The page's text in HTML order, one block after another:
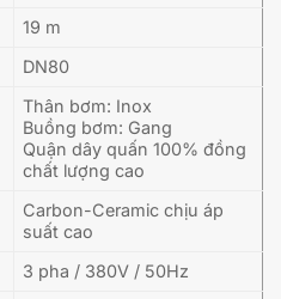
19 m
DN80
Thân bơm: Inox
Buồng bơm: Gang
Quận dây quấn 100% đồng
chất lượng cao
Carbon-Ceramic chịu áp
suất cao
3 pha / 380V / 50Hz